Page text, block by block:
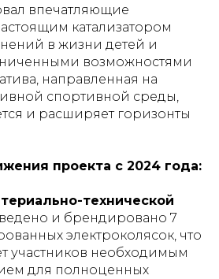
впечатляющие
катализатором
в жизни детей и
возможностями
направленная на
спортивной среды,
и расширяет горизонты
проекта с 2024 года:
технической
и брендировано 7
электроколясок, что
участников необходимым
для полноценных